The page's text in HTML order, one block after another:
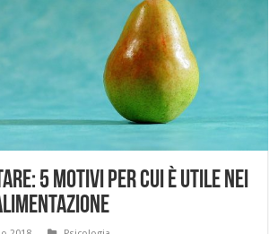
5 motivi per cui è utile nei